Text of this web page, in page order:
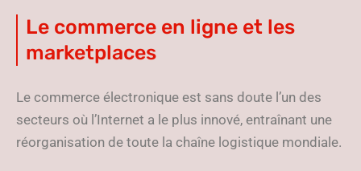
Le commerce en ligne et les
marketplaces
Le commerce électronique est sans doute l’un des
secteurs où l’Internet a le plus innové, entraînant une
réorganisation de toute la chaîne logistique mondiale.